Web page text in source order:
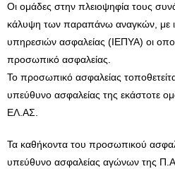
Οι ομάδες στην πλειοψηφία τους
κάλυψη των παραπάνω αναγκών, με
υπηρεσιών ασφαλείας (ΙΕΠΥΑ) οι
προσωπικό ασφαλείας.
Το προσωπικό ασφαλείας
υπεύθυνο ασφαλείας της εκάστοτε
ΕΛ.ΑΣ.
Τα καθήκοντα του προσωπικού
υπεύθυνο ασφαλείας αγώνων της